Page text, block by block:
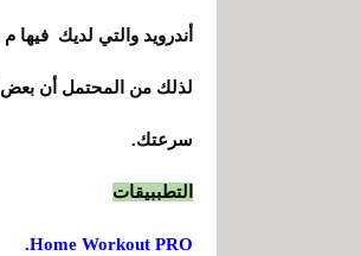
أندرويد والتي لديك
لذلك من المحتمل أن بعض
سرعتك.
التطببيقات
Home Workout PRO.